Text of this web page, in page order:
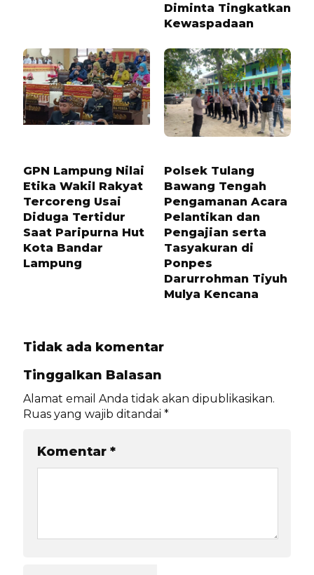
Diminta Tingkatkan
Kewaspadaan
GPN Lampung Nilai
Etika Wakil Rakyat
Tercoreng Usai
Diduga Tertidur
Saat Paripurna Hut
Kota Bandar
Lampung
Polsek Tulang
Bawang Tengah
Pengamanan Acara
Pelantikan dan
Pengajian serta
Tasyakuran di
Ponpes
Darurrohman Tiyuh
Mulya Kencana
Tidak ada komentar
Tinggalkan Balasan
Alamat email Anda tidak akan dipublikasikan.
Ruas yang wajib ditandai *
Komentar *